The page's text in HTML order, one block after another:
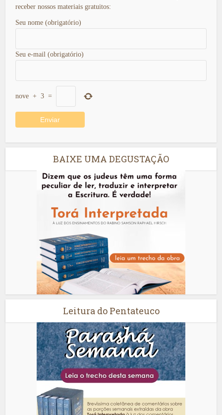
receber nossos materiais gratuitos:
Seu nome (obrigatório)
Seu e-mail (obrigatório)
nove + 3 =
BAIXE UMA DEGUSTAÇÃO
Leitura do Pentateuco